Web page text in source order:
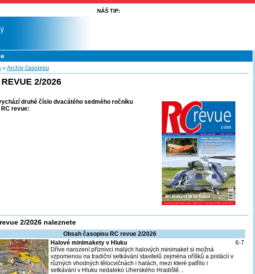
NÁŠ TIP:
»Archív časopisu
2/2026
druhé číslo dvacátého sedmého ročníku
revue:
2/2026 naleznete
Obsah časopisu RC revue 2/2026
Halové minimakety v Hluku
Dříve narození příznivci malých halových minimaket si možná
vzpomenou na tradiční setkávání stavitelů zejména oříšků a pistácií v
různých vhodných tělocvičnách i halách, mezi které patřilo i
setkávání v Hluku nedaleko Uherského Hradiště…
6-7